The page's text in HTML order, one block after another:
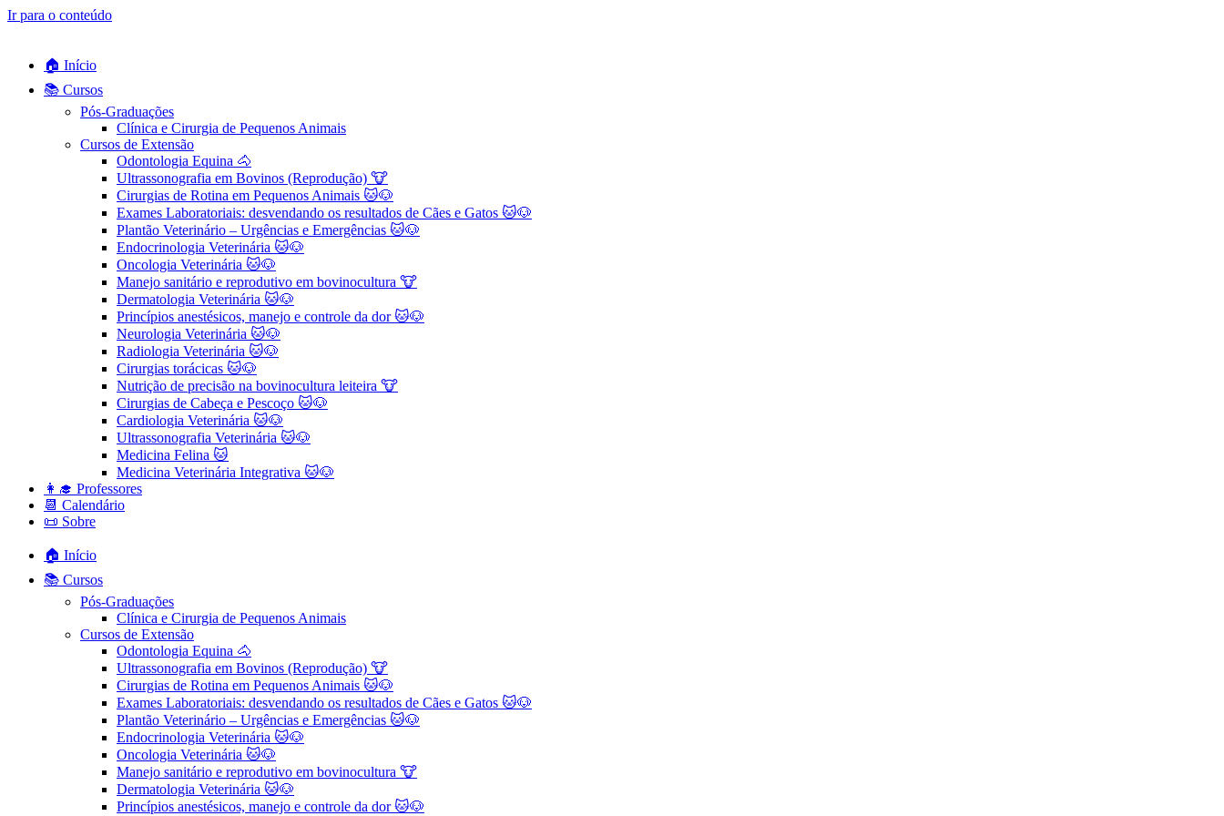
Ir para o conteúdo
🏠 Início
📚 Cursos
Pós-Graduações
Clínica e Cirurgia de Pequenos Animais
Cursos de Extensão
Odontologia Equina 🐴
Ultrassonografia em Bovinos (Reprodução) 🐮
Cirurgias de Rotina em Pequenos Animais ​🐱🐶
Exames Laboratoriais: desvendando os resultados de Cães e Gatos 🐱🐶
Plantão Veterinário – Urgências e Emergências 🐱🐶
Endocrinologia Veterinária 🐱🐶
Oncologia Veterinária 🐱🐶
Manejo sanitário e reprodutivo em bovinocultura 🐮
Dermatologia Veterinária 🐱🐶
Princípios anestésicos, manejo e controle da dor 🐱🐶
Neurologia Veterinária 🐱🐶
Radiologia Veterinária 🐱🐶
Cirurgias torácicas 🐱🐶
Nutrição de precisão na bovinocultura leiteira 🐮
Cirurgias de Cabeça e Pescoço 🐱🐶
Cardiologia Veterinária 🐱🐶
Ultrassonografia Veterinária 🐱🐶
Medicina Felina 🐱
Medicina Veterinária Integrativa 🐱🐶
👩‍🎓 Professores
📆 Calendário
📜 Sobre
🏠 Início
📚 Cursos
Pós-Graduações
Clínica e Cirurgia de Pequenos Animais
Cursos de Extensão
Odontologia Equina 🐴
Ultrassonografia em Bovinos (Reprodução) 🐮
Cirurgias de Rotina em Pequenos Animais ​🐱🐶
Exames Laboratoriais: desvendando os resultados de Cães e Gatos 🐱🐶
Plantão Veterinário – Urgências e Emergências 🐱🐶
Endocrinologia Veterinária 🐱🐶
Oncologia Veterinária 🐱🐶
Manejo sanitário e reprodutivo em bovinocultura 🐮
Dermatologia Veterinária 🐱🐶
Princípios anestésicos, manejo e controle da dor 🐱🐶